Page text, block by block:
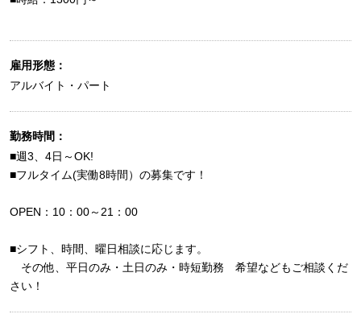
雇用形態：
アルバイト・パート
勤務時間：
■週3、4日～OK!
■フルタイム(実働8時間）の募集です！
OPEN：10：00～21：00
■シフト、時間、曜日相談に応じます。
その他、平日のみ・土日のみ・時短勤務 希望などもご相談くだ
さい！